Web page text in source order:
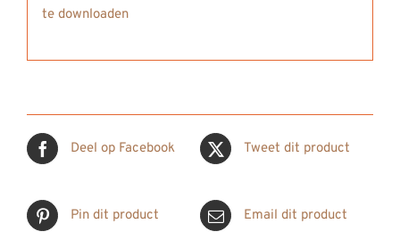
te downloaden
Deel op Facebook Tweet dit product
Pin dit product Email dit product